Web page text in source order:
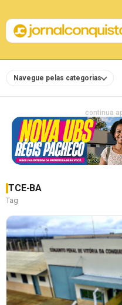
Navegue pelas categorias
continua
TCE-BA
Tag